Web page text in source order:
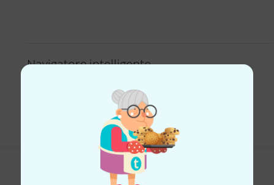
Navigatore intelligente
Inserisci un annuncio gratuitamente
Ti piace ciò che vedi?